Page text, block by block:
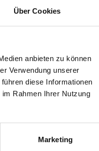
Über Cookies
anbieten zu können
Verwendung unserer
diese Informationen
Rahmen Ihrer Nutzung
Marketing